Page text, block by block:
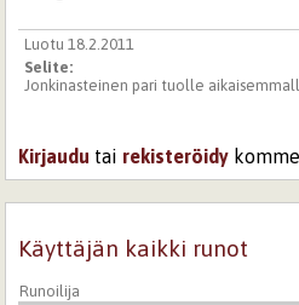
Luotu 18.2.2011
Selite:
Jonkinasteinen pari tuolle
Kirjaudu tai rekisteröidy
Käyttäjän kaikki runot
Runoilija